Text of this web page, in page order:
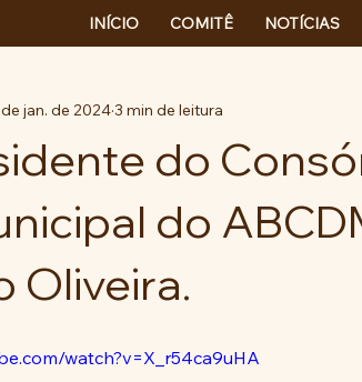
INÍCIO COMITÊ NOTÍCIAS
do
do
Oliveira.
jan. de 20243 min de leitura
watch?v=X_r54ca9uHA